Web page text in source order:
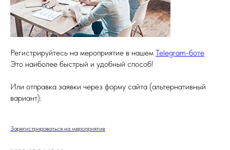
Регистрируйтесь на мероприятие в нашем Telegram-боте
Это наиболее быстрый и удобный способ!
Или отправка заявки через форму сайта (альтернативный
вариант):
Зарегистрироваться на мероприятие